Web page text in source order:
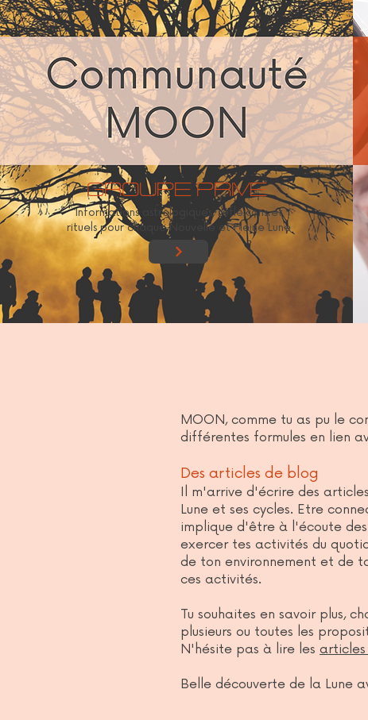
Groupe prive
Informations astrologiques, réflexions et
rituels pour chaque Nouvelle et Pleine Lune
MOON, comme tu as pu le
différentes formules en lien
Des articles de blog
Il m'arrive d'écrire des
Lune et ses cycles. Etre
implique d'être à l'écoute
exercer tes activités du
de ton environnement et de
ces activités.
Tu souhaites en savoir plus,
plusieurs ou toutes les
N'hésite pas à lire les articles
Belle découverte de la Lune